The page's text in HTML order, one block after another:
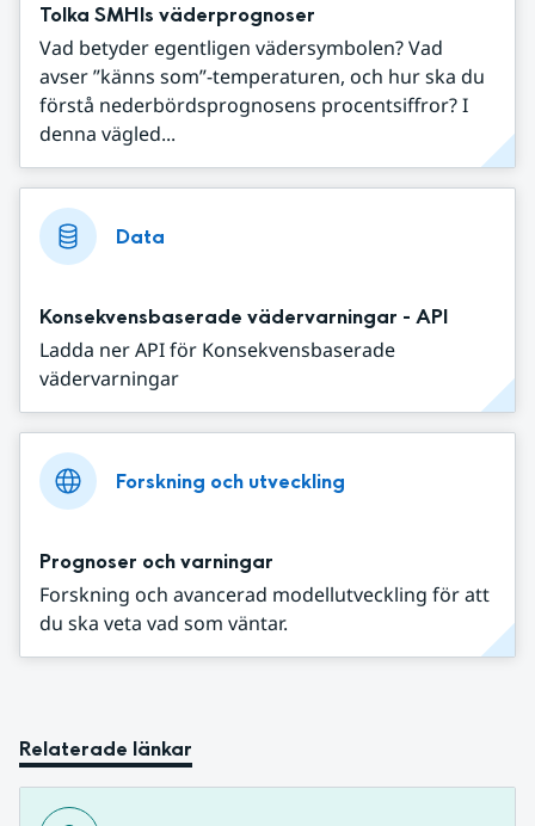
Tolka SMHIs väderprognoser
Vad betyder egentligen vädersymbolen? Vad
avser ”känns som”-temperaturen, och hur ska du
förstå nederbördsprognosens procentsiffror? I
denna vägled...
Data
Konsekvensbaserade vädervarningar - API
Ladda ner API för Konsekvensbaserade
vädervarningar
Forskning och utveckling
Prognoser och varningar
Forskning och avancerad modellutveckling för att
du ska veta vad som väntar.
Relaterade länkar